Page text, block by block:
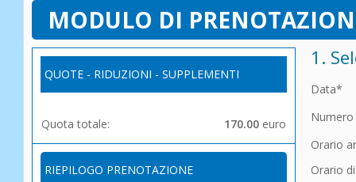
MODULO DI
QUOTE - RIDUZIONI - SUPPLEMENTI
Quota totale: 170.00 euro
RIEPILOGO PRENOTAZIONE
1.
Data*
Orario
Orario